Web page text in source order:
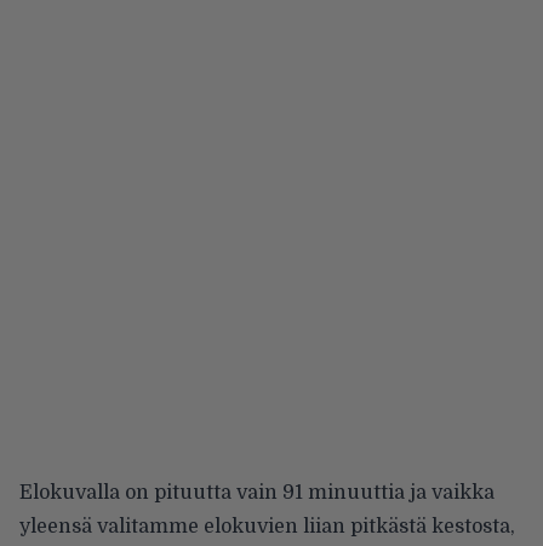
Elokuvalla on pituutta vain 91 minuuttia ja vaikka
yleensä valitamme elokuvien liian pitkästä kestosta,